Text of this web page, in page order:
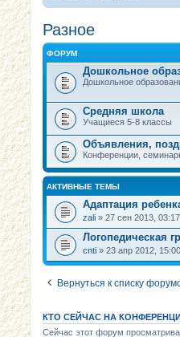
Разное
ФОРУМ
Дошкольное
Дошкольное
Средняя школа
Учащиеся 5-8 классы
Объявления,
Конференции,
АКТИВНЫЕ ТЕМЫ
Адаптация
zali » 27 сен 2013, 03:17
Логопедическая
cnti » 23 апр 2012, 15:00
Вернуться к списку
КТО СЕЙЧАС НА
Сейчас этот форум